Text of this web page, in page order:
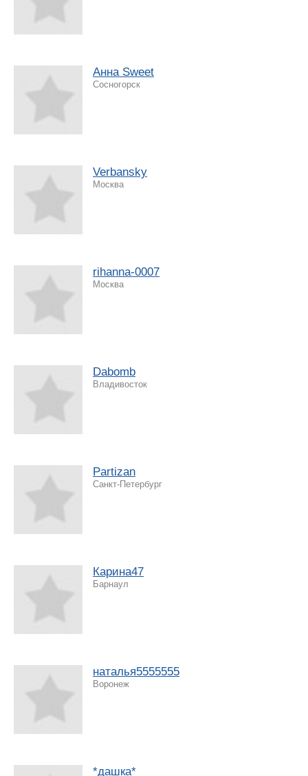
Анна Sweet
Сосногорск
Verbansky
Москва
rihanna-0007
Москва
Dabomb
Владивосток
Partizan
Санкт-Петербург
Карина47
Барнаул
наталья5555555
Воронеж
*дашка*